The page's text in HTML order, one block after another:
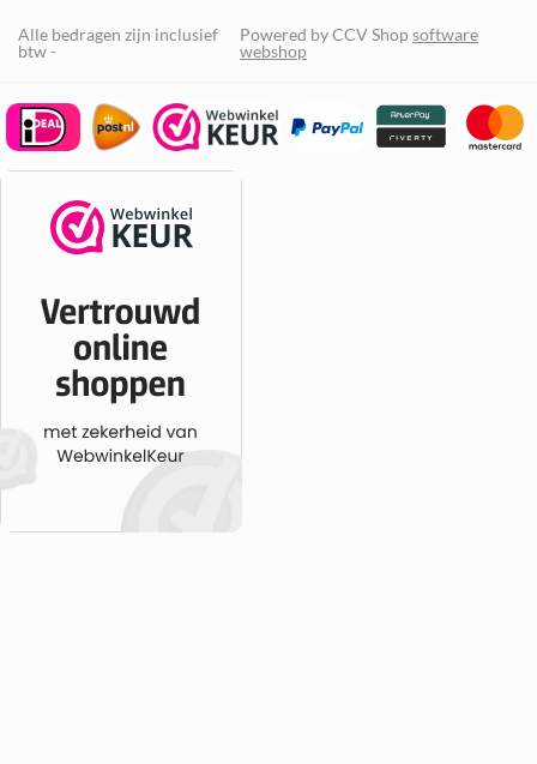
Alle bedragen zijn inclusief
btw -
Powered by CCV Shopsoftware
webshop